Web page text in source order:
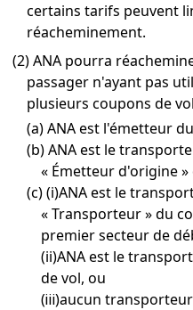
certains tarifs peuvent
réacheminement.
(2) ANA pourra
passager n'ayant pas
plusieurs coupons de
(a) ANA est l'émetteur
(b) ANA est le
« Émetteur d'origine »
(c) (i)ANA est le
« Transporteur » du
premier secteur de
(ii)ANA est le
de vol, ou
(ⅲ)aucun